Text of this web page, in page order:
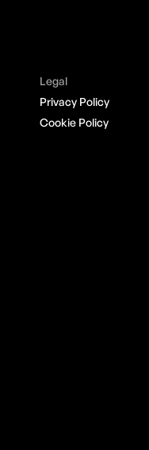
Legal
Privacy Policy
Cookie Policy